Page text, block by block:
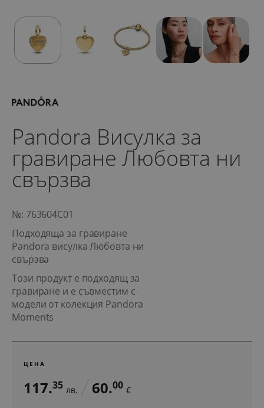
Pandora Висулка за
гравиране Любовта ни
свързва
№: 763604C01
Подходяща за гравиране
Pandora висулка Любовта ни
свързва
Този продукт е подходящ за
гравиране и е съвместим с
модели от колекция Pandora
Moments
ЦЕНА
117.35 лв. 60.00 €